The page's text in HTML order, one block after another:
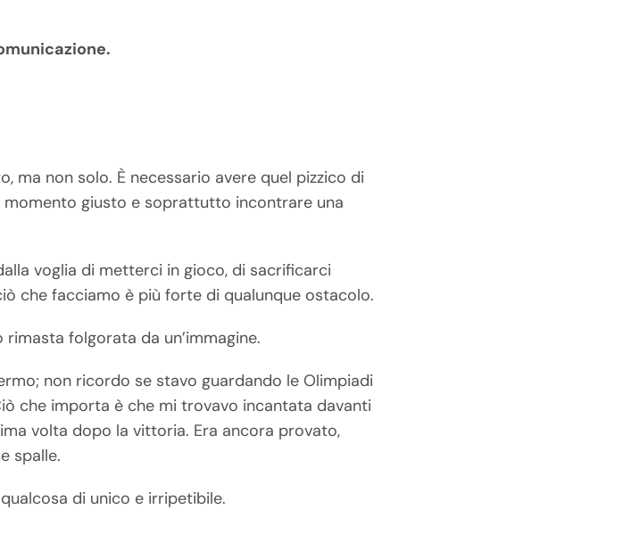
ma non solo. È necessario avere quel pizzico di
giusto e soprattutto incontrare una
voglia di metterci in gioco, di sacrificarci
che facciamo è più forte di qualunque ostacolo.
folgorata da un’immagine.
non ricordo se stavo guardando le Olimpiadi
che importa è che mi trovavo incantata davanti
volta dopo la vittoria. Era ancora provato,
spalle.
di unico e irripetibile.